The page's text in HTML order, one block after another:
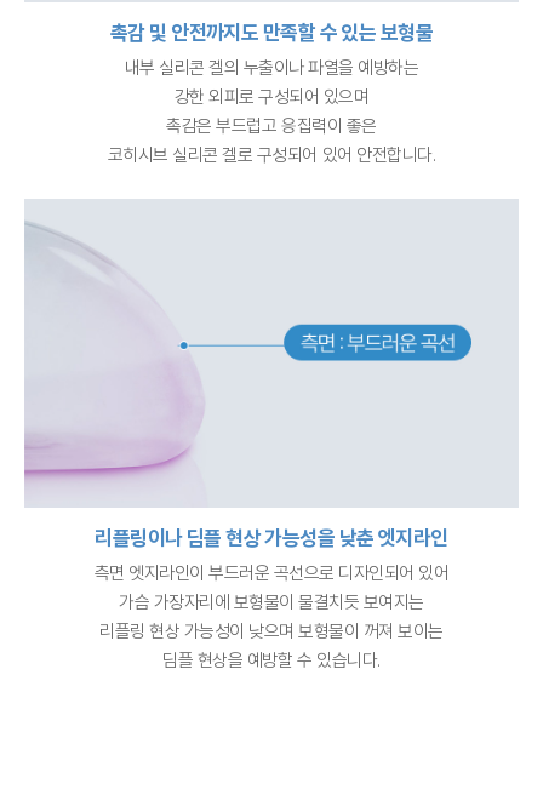
촉감 및 안전까지도 만족할 수 있는 보형물
내부 실리콘 겔의 누출이나 파열을 예방하는
강한 외피로 구성되어 있으며
촉감은 부드럽고 응집력이 좋은
코히시브 실리콘 겔로 구성되어 있어 안전합니다.
리플링이나 딤플 현상 가능성을 낮춘 엣지라인
측면 엣지라인이 부드러운 곡선으로 디자인되어 있어
가슴 가장자리에 보형물이 물결치듯 보여지는
리플링 현상 가능성이 낮으며 보형물이 꺼져 보이는
딤플 현상을 예방할 수 있습니다.